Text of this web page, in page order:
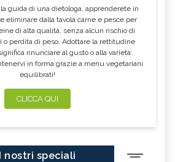
guida di una dietologa, apprenderete in
eliminare dalla tavola carne e pesce per
di alta qualità, senza alcun rischio di
o perdita di peso. Adottare la rettitudine
rinunciare al gusto o alla varietà:
in forma grazie a menu vegetariani
equilibrati!
CLICCA QUI
I nostri speciali